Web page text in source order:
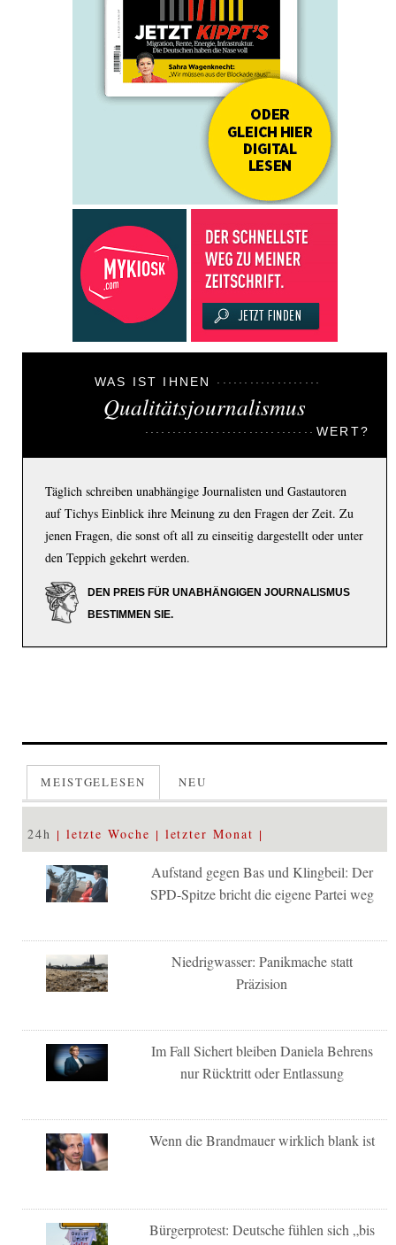
WAS IST IHNEN
Qualitätsjournalismus
WERT?
Täglich schreiben unabhängige Journalisten und Gastautoren
auf Tichys Einblick ihre Meinung zu den Fragen der Zeit. Zu
jenen Fragen, die sonst oft all zu einseitig dargestellt oder unter
den Teppich gekehrt werden.
DEN PREIS FÜR UNABHÄNGIGEN JOURNALISMUS
BESTIMMEN SIE.
MEISTGELESEN NEU
24h letzte Woche letzter Monat
Aufstand gegen Bas und Klingbeil: Der
SPD-Spitze bricht die eigene Partei weg
Niedrigwasser: Panikmache statt
Präzision
Im Fall Sichert bleiben Daniela Behrens
nur Rücktritt oder Entlassung
Wenn die Brandmauer wirklich blank ist
Bürgerprotest: Deutsche fühlen sich „bis